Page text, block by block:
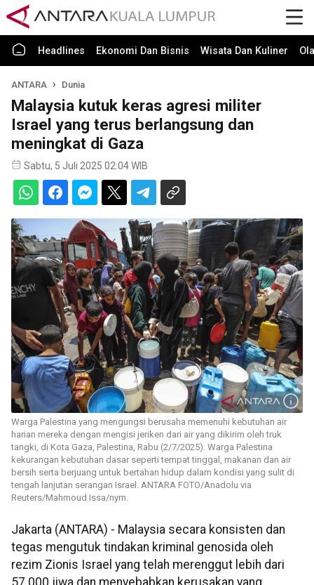
Headlines Ekonomi Dan Bisnis Wisata Dan Kuliner
ANTARA Dunia
Malaysia kutuk keras agresi militer
Israel yang terus berlangsung dan
meningkat di Gaza
Sabtu, 5 Juli 2025 02:04 WIB
Warga Palestina yang mengungsi berusaha memenuhi kebutuhan air
harian mereka dengan mengisi jeriken dari air yang dikirim oleh truk
tangki, di Kota Gaza, Palestina, Rabu (2/7/2025). Warga Palestina
kekurangan kebutuhan dasar seperti tempat tinggal, makanan dan air
bersih serta berjuang untuk bertahan hidup dalam kondisi yang sulit di
tengah lanjutan serangan Israel. ANTARA FOTO/Anadolu via
Reuters/Mahmoud Issa/nym.
Jakarta (ANTARA) - Malaysia secara konsisten dan
tegas mengutuk tindakan kriminal genosida oleh
rezim Zionis Israel yang telah merenggut lebih dari